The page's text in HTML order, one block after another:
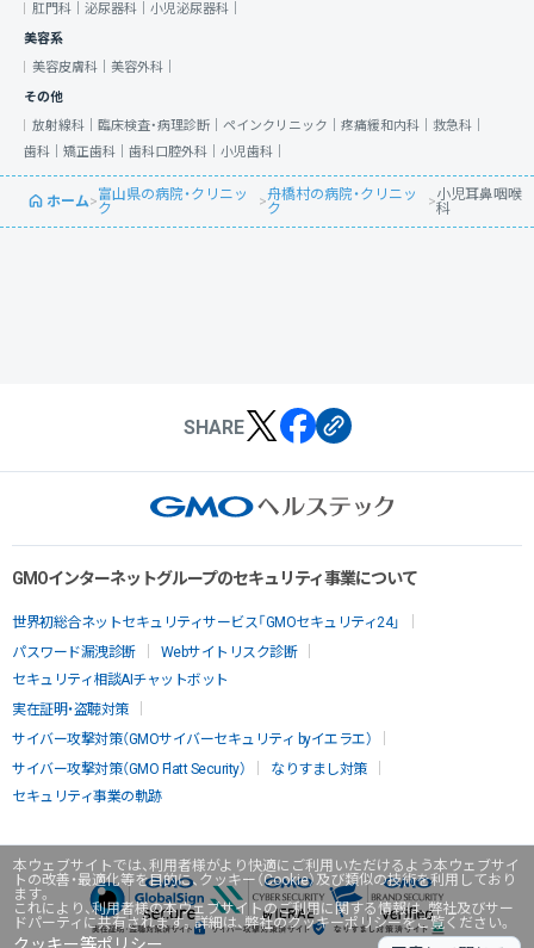
本ウェブサイトでは、利用者様がより快適にご利用いただけるよう本ウェブサイ
トの改善・最適化等を目的に、クッキー（Cookie）及び類似の技術を利用しており
ます。
これにより、利用者様の本ウェブサイトのご利用に関する情報は、弊社及びサー
ドパーティに共有されます。詳細は、弊社のクッキーポリシーをご覧ください。
肛門科｜ 泌尿器科｜ 小児泌尿器科｜
美容系
美容皮膚科｜ 美容外科｜
その他
放射線科｜ 臨床検査・病理診断｜ ペインクリニック｜ 疼痛緩和内科｜ 救急科｜
歯科｜ 矯正歯科｜ 歯科口腔外科｜ 小児歯科｜
ホーム>富山県の病院・クリニッ
ク
>舟橋村の病院・クリニッ
ク
>小児耳鼻咽喉
科
SHARE
GMOインターネットグループのセキュリティ事業について
世界初総合ネットセキュリティサービス「GMOセキュリティ24」
パスワード漏洩診断
Webサイトリスク診断
セキュリティ相談AIチャットボット
実在証明・盗聴対策
サイバー攻撃対策（GMOサイバーセキュリティ byイエラエ）
サイバー攻撃対策（GMO Flatt Security）
なりすまし対策
セキュリティ事業の軌跡